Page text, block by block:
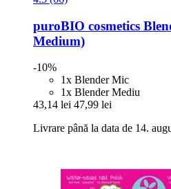
puroBIO cosmetics
Medium)
-10%
1x Blender Mic
1x Blender Mediu
43,14 lei 47,99 lei
Livrare până la data de 14.